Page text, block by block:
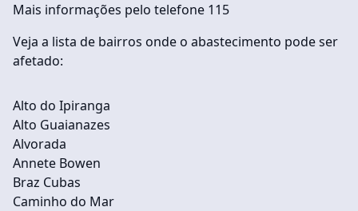
Mais informações pelo telefone 115
Veja a lista de bairros onde o abastecimento pode ser
afetado:
Alto do Ipiranga
Alto Guaianazes
Alvorada
Annete Bowen
Braz Cubas
Caminho do Mar